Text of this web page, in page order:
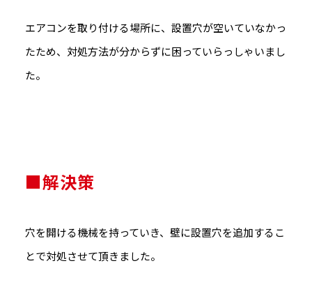
エアコンを取り付ける場所に、設置穴が空いていなかっ
たため、対処方法が分からずに困っていらっしゃいまし
た。
■解決策
穴を開ける機械を持っていき、壁に設置穴を追加するこ
とで対処させて頂きました。